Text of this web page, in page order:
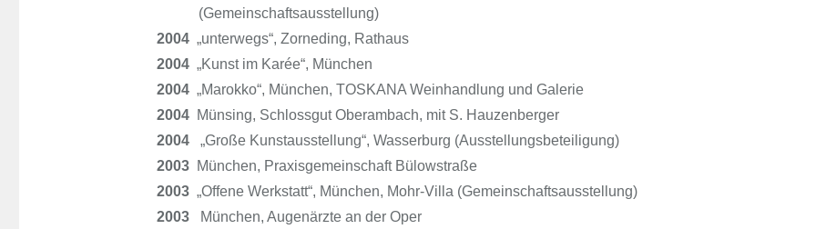
(Gemeinschaftsausstellung)
2004 „unterwegs“, Zorneding, Rathaus
2004 „Kunst im Karée“, München
2004 „Marokko“, München, TOSKANA Weinhandlung und Galerie
2004 Münsing, Schlossgut Oberambach, mit S. Hauzenberger
2004 „Große Kunstausstellung“, Wasserburg (Ausstellungsbeteiligung)
2003 München, Praxisgemeinschaft Bülowstraße
2003 „Offene Werkstatt“, München, Mohr-Villa (Gemeinschaftsausstellung)
2003 München, Augenärzte an der Oper